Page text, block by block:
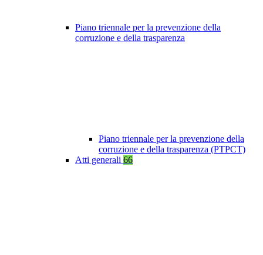
Piano triennale per la prevenzione della
corruzione e della trasparenza
Piano triennale per la prevenzione della
corruzione e della trasparenza (PTPCT)
Atti generali 66